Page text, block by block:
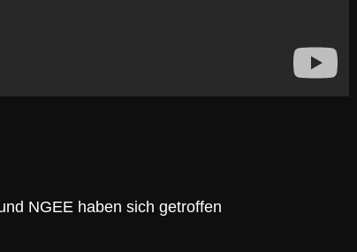
NGEE haben sich getroffen